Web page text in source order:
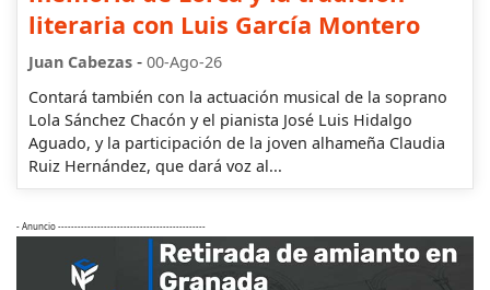
literaria con Luis García Montero
Juan Cabezas - 00-Ago-26
Contará también con la actuación musical de la soprano
Lola Sánchez Chacón y el pianista José Luis Hidalgo
Aguado, y la participación de la joven alhameña Claudia
Ruiz Hernández, que dará voz al...
- Anuncio ---------------------------------------------